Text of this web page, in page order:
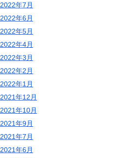
2022年7月
2022年6月
2022年5月
2022年4月
2022年3月
2022年2月
2022年1月
2021年12月
2021年10月
2021年9月
2021年7月
2021年6月